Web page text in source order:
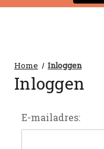
Home Inloggen
Inloggen
E-mailadres: